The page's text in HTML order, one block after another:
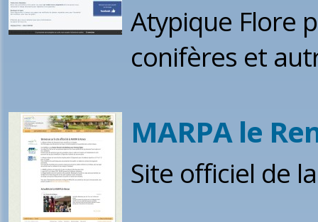
Atypique Flore
conifères et
MARPA le
Site officiel de